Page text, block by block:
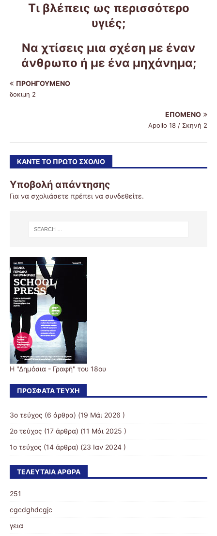
Τι βλέπεις ως περισσότερο
υγιές;
Να χτίσεις μια σχέση με έναν
άνθρωπο ή με ένα μηχάνημα;
ΠΡΟΗΓΟΎΜΕΝΟ
δοκιμη 2
ΕΠΌΜΕΝΟ
Apollo 18 / Σκηνή 2
ΚΆΝΤΕ ΤΟ ΠΡΏΤΟ ΣΧΌΛΙΟ
Υποβολή απάντησης
Για να σχολιάσετε πρέπει να συνδεθείτε.
Η "Δημόσια - Γραφή" του 18ου
ΠΡΌΣΦΑΤΑ ΤΕΎΧΗ
3ο τεύχος (6 άρθρα) (19 Μάι 2026 )
2ο τεύχος (17 άρθρα) (11 Μάι 2025 )
1ο τεύχος (14 άρθρα) (23 Ιαν 2024 )
ΤΕΛΕΥΤΑΊΑ ΆΡΘΡΑ
251
cgcdghdcgjc
γεια